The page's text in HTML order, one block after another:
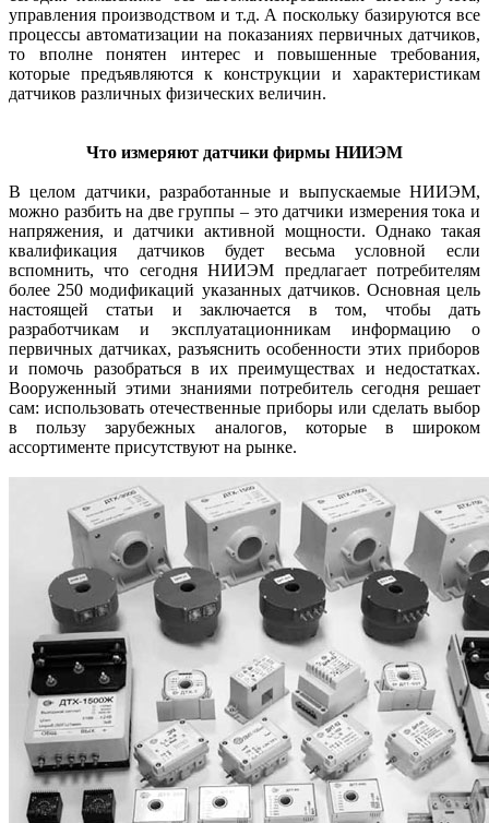
управления производством и т.д. А поскольку базируются все
процессы автоматизации на показаниях первичных датчиков,
то вполне понятен интерес и повышенные требования,
которые предъявляются к конструкции и характеристикам
датчиков различных физических величин.
Что измеряют датчики фирмы НИИЭМ
В целом датчики, разработанные и выпускаемые НИИЭМ,
можно разбить на две группы – это датчики измерения тока и
напряжения, и датчики активной мощности. Однако такая
квалификация датчиков будет весьма условной если
вспомнить, что сегодня ­НИИЭМ предлагает потребителям
более 250 модификаций указанных датчиков. Основная цель
настоящей статьи и заключается в том, чтобы дать
разработчикам и эксплуатационникам информацию о
первичных датчиках, разъяснить особенности этих приборов
и помочь разобраться в их преимуществах и недостатках.
Вооруженный этими знаниями потребитель сегодня решает
сам: использовать отечественные приборы или сделать выбор
в пользу зарубежных аналогов, которые в широком
ассортименте присутствуют на рынке.